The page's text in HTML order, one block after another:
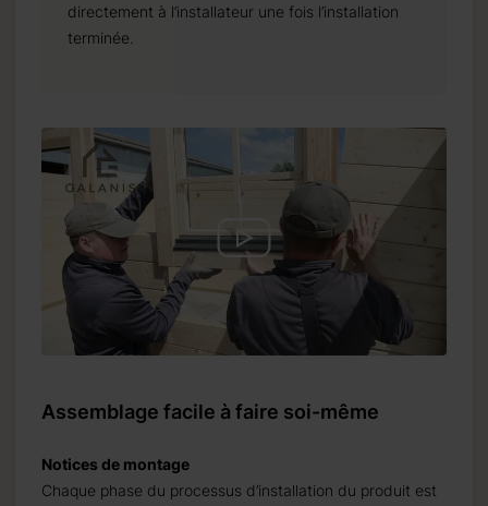
directement à l’installateur une fois l’installation
terminée.
Assemblage facile à faire soi-même
Notices de montage
Chaque phase du processus d’installation du produit est